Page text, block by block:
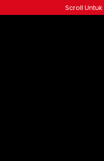
ke
Scroll